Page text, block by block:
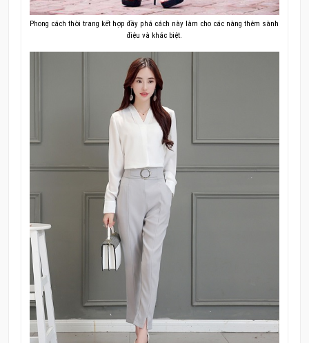
Phong cách thời trang kết hợp đầy phá cách này làm cho các nàng thêm sành
điệu và khác biệt.